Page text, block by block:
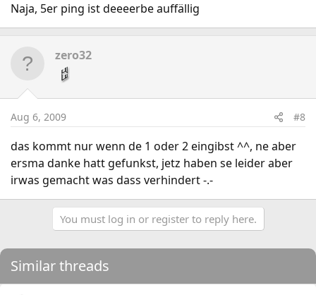
Naja, 5er ping ist deeeerbe auffällig
zero32
Aug 6, 2009 #8
das kommt nur wenn de 1 oder 2 eingibst ^^, ne aber
ersma danke hatt gefunkst, jetz haben se leider aber
irwas gemacht was dass verhindert -.-
You must log in or register to reply here.
Similar threads